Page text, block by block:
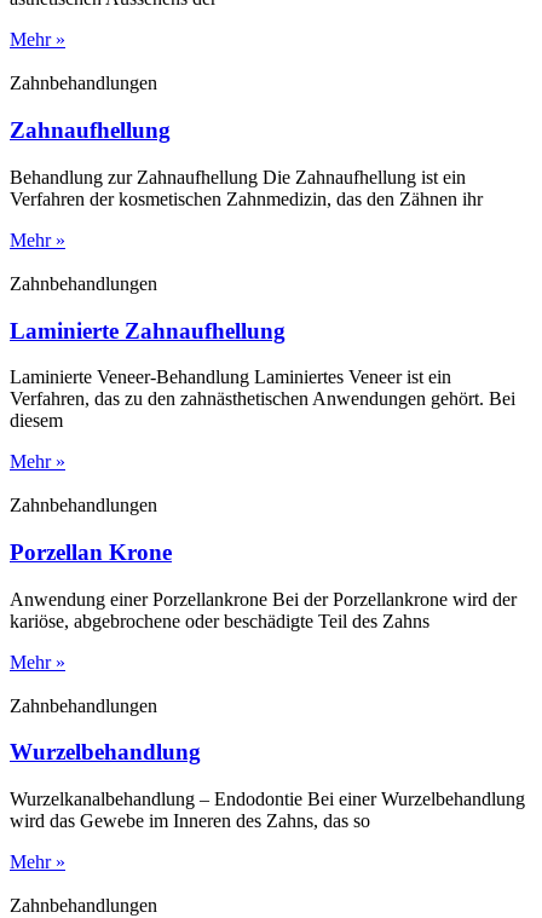
Mehr »
Zahnbehandlungen
Zahnaufhellung
Behandlung zur Zahnaufhellung Die Zahnaufhellung ist ein
Verfahren der kosmetischen Zahnmedizin, das den Zähnen ihr
Mehr »
Zahnbehandlungen
Laminierte Zahnaufhellung
Laminierte Veneer-Behandlung Laminiertes Veneer ist ein
Verfahren, das zu den zahnästhetischen Anwendungen gehört. Bei
diesem
Mehr »
Zahnbehandlungen
Porzellan Krone
Anwendung einer Porzellankrone Bei der Porzellankrone wird der
kariöse, abgebrochene oder beschädigte Teil des Zahns
Mehr »
Zahnbehandlungen
Wurzelbehandlung
Wurzelkanalbehandlung – Endodontie Bei einer Wurzelbehandlung
wird das Gewebe im Inneren des Zahns, das so
Mehr »
Zahnbehandlungen